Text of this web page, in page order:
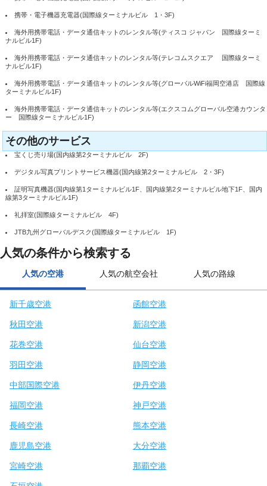
携帯・電子機器充電器(国際線ターミナルビル 1・3F)
海外用携帯電話・データ通信キットのレンタル等(ティスコ ジャパン 国際線ターミ
ナルビル1F)
海外用携帯電話・データ通信キットのレンタル等(テレコムスクエア 国際線ターミ
ナルビル1F)
海外用携帯電話・データ通信キットのレンタル等(グローバルWiFi福岡空港店 国際線
ターミナルビル1F)
海外用携帯電話・データ通信キットのレンタル等(エクスコムグローバル空港カウンタ
ー 国際線ターミナルビル1F)
その他のサービス
宝くじ売り場(国内線第2ターミナルビル 2F)
デジタル写真プリントサービス機器(国内線第2ターミナルビル 2・3F)
証明写真機器(国内線第1ターミナルビル1F、国内線第2ターミナルビル地下1F、国内
線第3ターミナルビル1F)
礼拝室(国際線ターミナルビル 4F)
JTB九州グローバルデスク(国際線ターミナルビル 1F)
人気の条件から検索する
人気の空港 人気の航空会社 人気の路線
新千歳空港 函館空港
秋田空港 新潟空港
花巻空港 仙台空港
羽田空港 静岡空港
中部国際空港 伊丹空港
福岡空港 神戸空港
長崎空港 熊本空港
鹿児島空港 大分空港
宮崎空港 那覇空港